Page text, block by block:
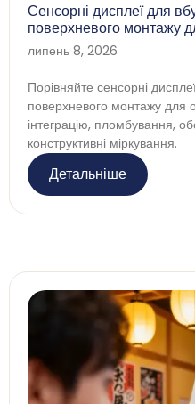
Сенсорні дисплеї для
поверхневого монтажу
липень 8, 2026
Порівняйте сенсорні
поверхневого монтажу
інтеграцію, пломбування,
конструктивні міркування.
Детальніше